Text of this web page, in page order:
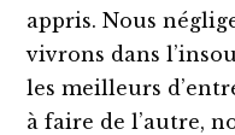
appris. Nous
vivrons dans
les meilleurs
à faire de l’autre,